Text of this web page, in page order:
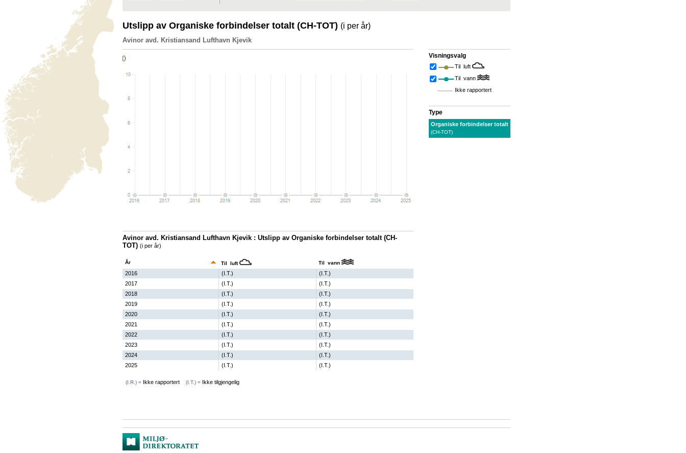
Utslipp av Organiske forbindelser totalt (CH-TOT) (i per år)
Avinor avd. Kristiansand Lufthavn Kjevik
Avinor avd. Kristiansand Lufthavn Kjevik : Utslipp av Organiske forbindelser totalt (CH-
TOT) (i per år)
År Til luft Til vann
2016 (I.T.)
(I.T.)
2017
(I.T.)
(I.T.)
2018
(I.T.)
(I.T.)
2019
(I.T.)
(I.T.)
2020
(I.T.)
(I.T.)
2021
(I.T.)
(I.T.)
2022
(I.T.)
(I.T.)
2023
(I.T.)
(I.T.)
2024
(I.T.)
(I.T.)
2025
(I.T.) (I.T.)
(I.R.) = Ikke rapportert (I.T.) = Ikke tilgjengelig
Visningsvalg
Til luft
Til vann
Ikke rapportert
Type
Organiske forbindelser totalt
(CH-TOT)